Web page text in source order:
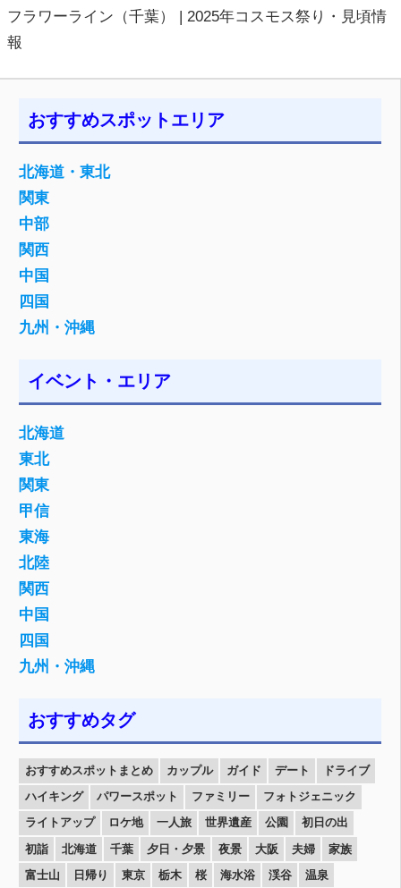
フラワーライン（千葉） | 2025年コスモス祭り・見頃情
報
おすすめスポットエリア
北海道・東北
関東
中部
関西
中国
四国
九州・沖縄
イベント・エリア
北海道
東北
関東
甲信
東海
北陸
関西
中国
四国
九州・沖縄
おすすめタグ
おすすめスポットまとめ カップル ガイド デート
ドライブ
ハイキング
パワースポット ファミリー
フォトジェニック
ライトアップ
ロケ地 一人旅 世界遺産 公園
初日の出
初詣
北海道 千葉 夕日・夕景 夜景 大阪 夫婦
家族
富士山
日帰り 東京 栃木 桜 海水浴 渓谷 温泉